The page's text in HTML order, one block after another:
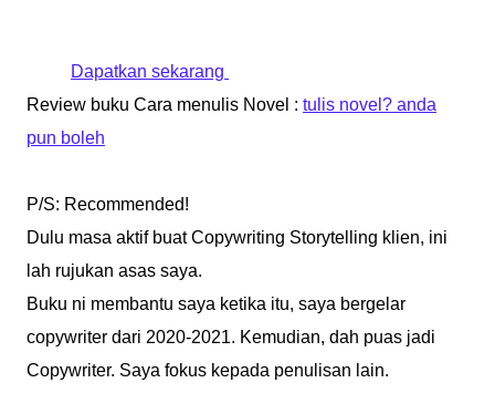
Dapatkan sekarang
Review buku Cara menulis Novel : tulis novel? anda
pun boleh
P/S: Recommended!
Dulu masa aktif buat Copywriting Storytelling klien, ini
lah rujukan asas saya.
Buku ni membantu saya ketika itu, saya bergelar
copywriter dari 2020-2021. Kemudian, dah puas jadi
Copywriter. Saya fokus kepada penulisan lain.